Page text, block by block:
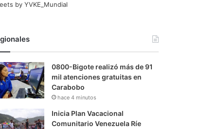
by YVKE_Mundial
0800-Bigote realizó más de 91
mil atenciones gratuitas en
Carabobo
hace 4 minutos
Inicia Plan Vacacional
Comunitario Venezuela Ríe